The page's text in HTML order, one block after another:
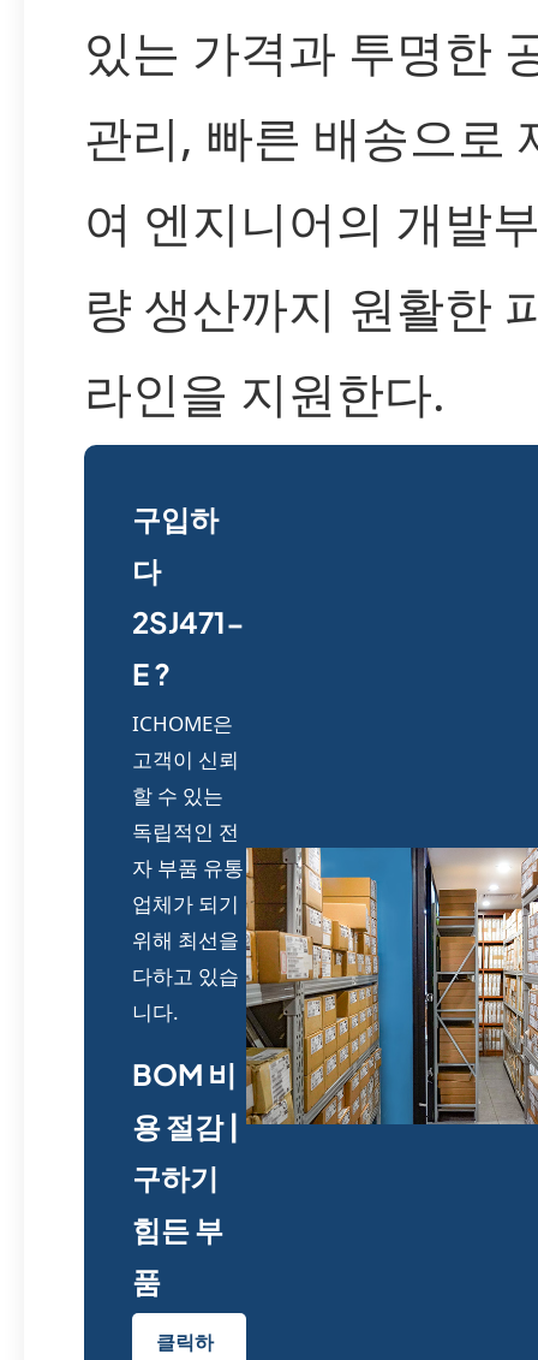
있는 가격과 투명한
관리, 빠른 배송으로
여 엔지니어의 개발
량 생산까지 원활한
라인을 지원한다.
구입하
다
2SJ471-
E ?
ICHOME은
고객이 신뢰
할 수 있는
독립적인 전
자 부품 유통
업체가 되기
위해 최선을
다하고 있습
니다.
BOM 비
용 절감 |
구하기
힘든 부
품
클릭하